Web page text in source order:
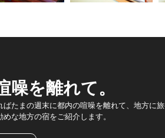
噪を離れて。
ばたまの週末に都内の喧噪を離れて、地方に
な地方の宿をご紹介します。